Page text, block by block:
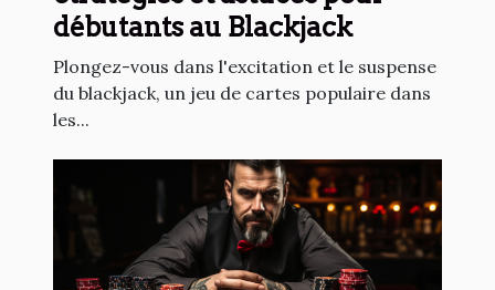
débutants au Blackjack
Plongez-vous dans l'excitation et le suspense
du blackjack, un jeu de cartes populaire dans
les...